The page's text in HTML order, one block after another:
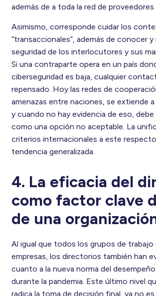
además de a toda la red de proveedores
Asimismo, corresponde cuidar los
“transaccionales”, además de conocer y
seguridad de los interlocutores y sus
Si una contraparte opera en un país
ciberseguridad es baja, cualquier
repensado. Hoy las redes de
amenazas entre naciones, se extiende
y cuando no hay evidencia de eso,
como una opción no aceptable. La
criterios internacionales a este
tendencia generalizada.
4. La eficacia del
como factor clave
de una
Al igual que todos los grupos de trabajo
empresas, los directorios también han
cuanto a la nueva norma del
durante la pandemia. Este último nivel
radica la toma de decisión final, ya no